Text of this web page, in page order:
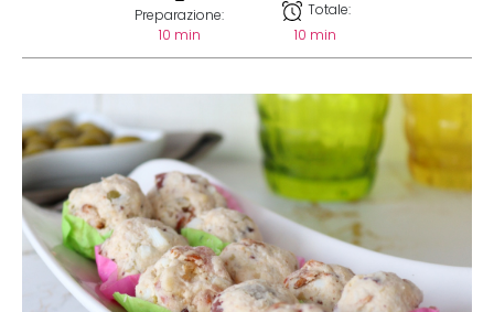
Preparazione:
10 min
Totale:
10 min